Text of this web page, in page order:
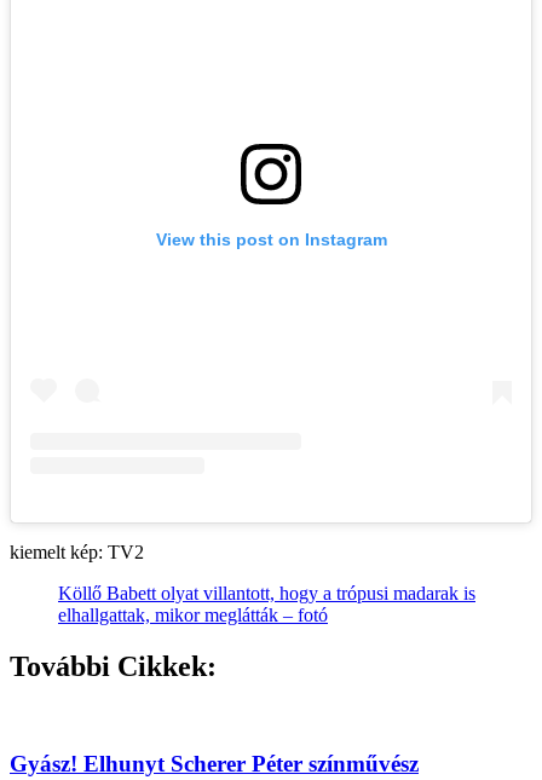
View this post on Instagram
kiemelt kép: TV2
Köllő Babett olyat villantott, hogy a trópusi madarak is
elhallgattak, mikor meglátták – fotó
További Cikkek:
Gyász! Elhunyt Scherer Péter színművész